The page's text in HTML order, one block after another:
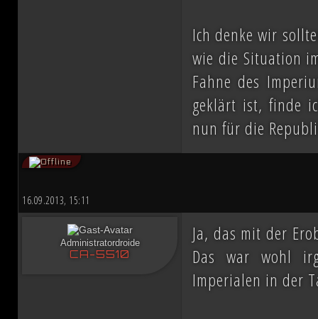
Ich denke wir
wie die Situation
Fahne des
geklärt ist, finde
nun für die
16.09.2013, 15:11
Administratordroide
CA-5510
Ja, das mit der
Das war wohl
Imperialen in der